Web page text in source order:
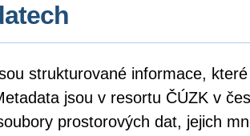
strukturované informace,
jsou v resortu ČÚZK v
prostorových dat, jejich